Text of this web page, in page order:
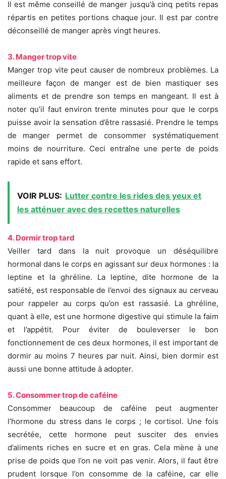
Il est même conseillé de manger jusqu’à cinq petits repas
répartis en petites portions chaque jour. Il est par contre
déconseillé de manger après vingt heures.
3. Manger trop vite
Manger trop vite peut causer de nombreux problèmes. La
meilleure façon de manger est de bien mastiquer ses
aliments et de prendre son temps en mangeant. Il est à
noter qu’il faut environ trente minutes pour que le corps
puisse avoir la sensation d’être rassasié. Prendre le temps
de manger permet de consommer systématiquement
moins de nourriture. Ceci entraîne une perte de poids
rapide et sans effort.
VOIR PLUS: Lutter contre les rides des yeux et
les atténuer avec des recettes naturelles
4. Dormir trop tard
Veiller tard dans la nuit provoque un déséquilibre
hormonal dans le corps en agissant sur deux hormones : la
leptine et la ghréline. La leptine, dite hormone de la
satiété, est responsable de l’envoi des signaux au cerveau
pour rappeler au corps qu’on est rassasié. La ghréline,
quant à elle, est une hormone digestive qui stimule la faim
et l’appétit. Pour éviter de bouleverser le bon
fonctionnement de ces deux hormones, il est important de
dormir au moins 7 heures par nuit. Ainsi, bien dormir est
aussi une bonne attitude à adopter.
5. Consommer trop de caféine
Consommer beaucoup de caféine peut augmenter
l’hormone du stress dans le corps ; le cortisol. Une fois
secrétée, cette hormone peut susciter des envies
d’aliments riches en sucre et en gras. Cela mène à une
prise de poids que l’on ne voit pas venir. Alors, il faut être
prudent lorsque l’on consomme de la caféine, car elle